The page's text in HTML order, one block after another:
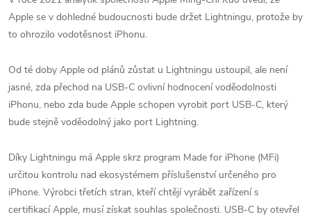
Apple se v dohledné budoucnosti bude držet Lightningu, protože by
to ohrozilo vodotěsnost iPhonu.
Od té doby Apple od plánů zůstat u Lightningu ustoupil, ale není
jasné, zda přechod na USB-C ovlivní hodnocení voděodolnosti
iPhonu, nebo zda bude Apple schopen vyrobit port USB-C, který
bude stejně voděodolný jako port Lightning.
Díky Lightningu má Apple skrz program Made for iPhone (MFi)
určitou kontrolu nad ekosystémem příslušenství určeného pro
iPhone. Výrobci třetích stran, kteří chtějí vyrábět zařízení s
certifikací Apple, musí získat souhlas společnosti. USB-C by otevřel